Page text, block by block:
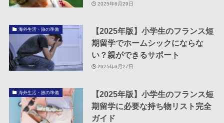
2025年6月29日
海外生活・旅の準備
【2025年版】小学生のフランス短
期留学でホームシックにならな
い？親ができるサポート
2025年6月27日
海外生活・旅の準備
【2025年版】小学生のフランス短
期留学に必要な持ち物リスト完全
ガイド